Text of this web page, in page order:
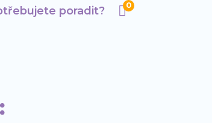
poradit? 0